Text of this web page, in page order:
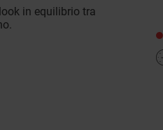
in equilibrio tra